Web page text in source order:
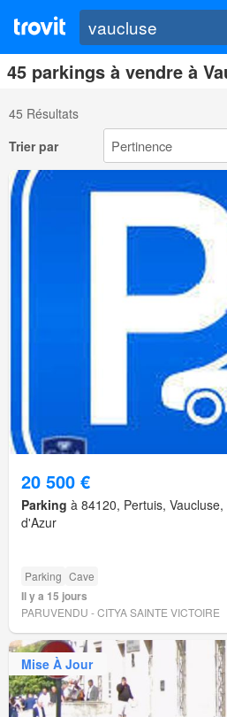
45 parkings à vendre à
45 Résultats
Trier par
20 500 €
Parking à 84120, Pertuis,
d'Azur
Parking Cave
Il y a 15 jours
PARUVENDU - CITYA SAINTE VICTOIRE
Mise À Jour